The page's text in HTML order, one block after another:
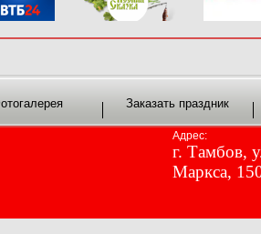
Адрес:
г. Тамбов,
Маркса,
Заказать праздник